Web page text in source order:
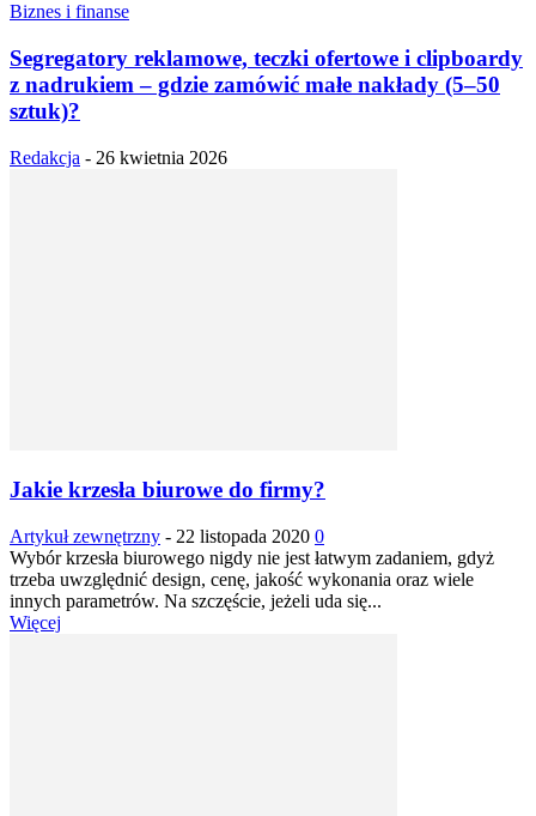
Biznes i finanse
Segregatory reklamowe, teczki ofertowe i clipboardy
z nadrukiem – gdzie zamówić małe nakłady (5–50
sztuk)?
Redakcja - 26 kwietnia 2026
Jakie krzesła biurowe do firmy?
Artykuł zewnętrzny - 22 listopada 2020 0
Wybór krzesła biurowego nigdy nie jest łatwym zadaniem, gdyż
trzeba uwzględnić design, cenę, jakość wykonania oraz wiele
innych parametrów. Na szczęście, jeżeli uda się...
Więcej